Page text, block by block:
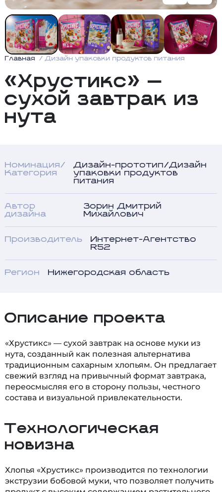
Главная Дизайн упаковки продуктов питания
«Хрустикс» —
сухой завтрак из
нута
Номинация/
Категория
Дизайн-прототип/Дизайн
упаковки продуктов
питания
Автор
дизайна
Зорин Дмитрий
Михайлович
Производитель
Интернет-Агентство
R52
Регион Нижегородская область
Описание проекта
«Хрустикс» — сухой завтрак на основе муки из
нута, созданный как полезная альтернатива
традиционным сахарным хлопьям. Он предлагает
свежий взгляд на привычный формат завтрака,
переосмысляя его в сторону пользы, честного
состава и визуальной привлекательности.
Технологическая
новизна
Хлопья «Хрустикс» производится по технологии
экструзии бобовой муки, что позволяет получить